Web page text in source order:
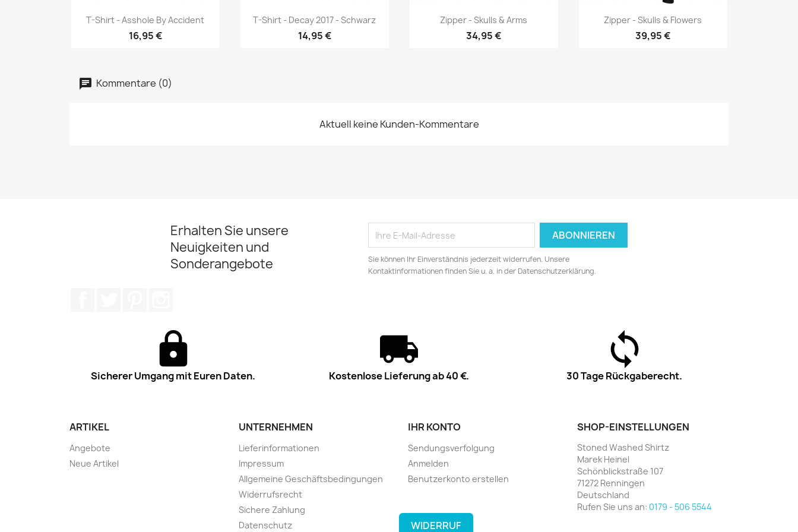
Vorschau
T-Shirt - Asshole By Accident
16,95 €
Vorschau
T-Shirt - Decay 2017 - Schwarz
14,95 €
Vorschau
Zipper - Skulls & Arms
34,95 €
Vorschau
Zipper - Skulls & Flowers
39,95 €
Kommentare (0)
Aktuell keine Kunden-Kommentare
Erhalten Sie unsere
Neuigkeiten und
Sonderangebote
Sie können Ihr Einverständnis jederzeit widerrufen. Unsere
Kontaktinformationen finden Sie u. a. in der Datenschutzerklärung.
Sicherer Umgang mit Euren Daten. Kostenlose Lieferung ab 40 €. 30 Tage Rückgaberecht.
ARTIKEL
Angebote
Neue Artikel
UNTERNEHMEN
Lieferinformationen
Impressum
Allgemeine Geschäftsbedingungen
Widerrufsrecht
Sichere Zahlung
Datenschutz
IHR KONTO
Sendungsverfolgung
Anmelden
Benutzerkonto erstellen
SHOP-EINSTELLUNGEN
Stoned Washed Shirtz
Marek Heinel
Schönblickstraße 107
71272 Renningen
Deutschland
Rufen Sie uns an: 0179 - 506 5544
WIDERRUF